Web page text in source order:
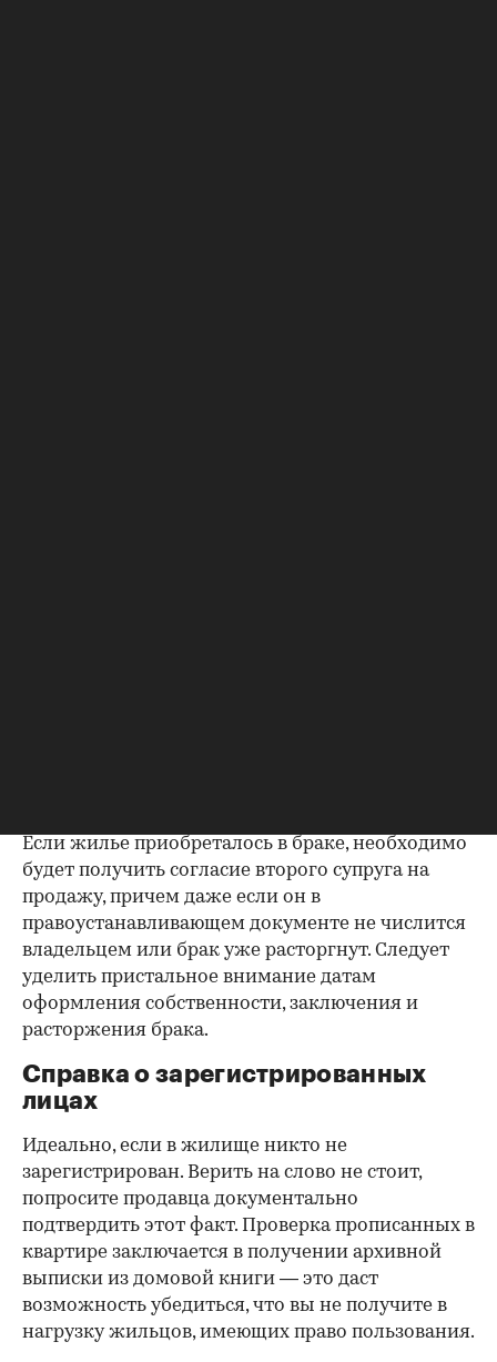
Если жилье приобреталось в браке, необходимо
будет получить согласие второго супруга на
продажу, причем даже если он в
правоустанавливающем документе не числится
владельцем или брак уже расторгнут. Следует
уделить пристальное внимание датам
оформления собственности, заключения и
расторжения брака.
Справка о зарегистрированных
лицах
Идеально, если в жилище никто не
зарегистрирован. Верить на слово не стоит,
попросите продавца документально
подтвердить этот факт. Проверка прописанных в
квартире заключается в получении архивной
выписки из домовой книги — это даст
возможность убедиться, что вы не получите в
нагрузку жильцов, имеющих право пользования.